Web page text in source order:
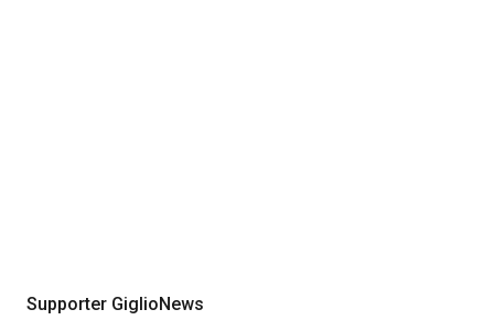
Supporter GiglioNews